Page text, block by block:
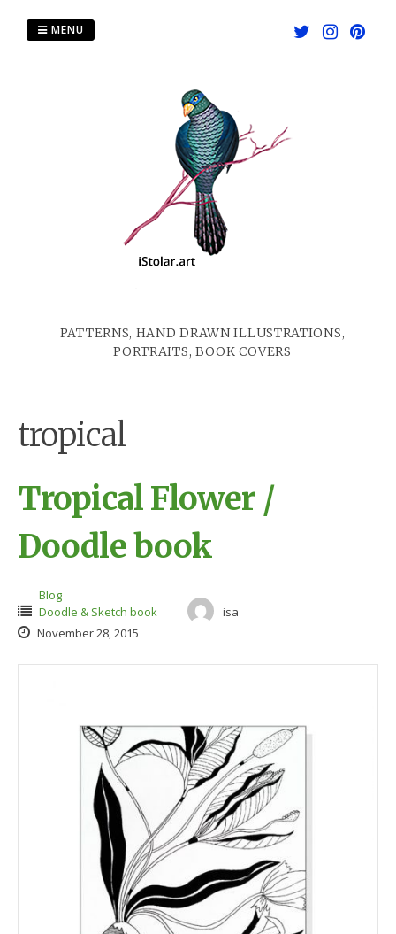
PATTERNS, HAND DRAWN ILLUSTRATIONS,
PORTRAITS, BOOK COVERS
MENU
tropical
Tropical Flower /
Doodle book
Blog
Doodle & Sketch book
isa
November 28, 2015